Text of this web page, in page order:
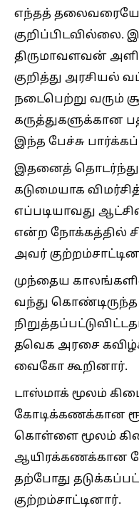
எந்தத் தலைவரையோ
குறிப்பிடவில்லை.
திருமாவளவன்
குறித்து அரசியல்
நடைபெற்று வரும்
கருத்துகளுக்கான
இந்த பேச்சு
இதனைத் தொடர்ந்து
கடுமையாக
எப்படியாவது
என்ற நோக்கத்தில்
அவர்
முந்தைய
வந்து
தவெக அரசை
வைகோ கூறினார்.
டாஸ்மாக் மூலம்
கோடிக்கணக்கான
கொள்ளை மூலம்
ஆயிரக்கணக்கான
தற்போது
குற்றம்சாட்டினார்.